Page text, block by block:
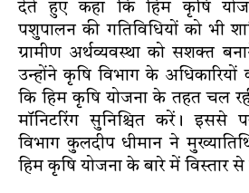
देते हुए कहा कि हिम कृषि
पशुपालन की गतिविधियों को भी
ग्रामीण अर्थव्यवस्था को सशक्त
उन्होंने कृषि विभाग के अधिकारियों
कि हिम कृषि योजना के तहत चल
माॅनिटरिंग सुनिश्चित करें। इससे
विभाग कुलदीप धीमान ने
हिम कृषि योजना के बारे में विस्तार से